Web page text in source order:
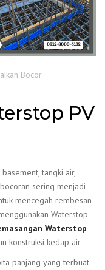
Bocor
PV
tangki air,
sering menjadi
mencegah rembesan
Waterstop
Waterstop
konstruksi kedap air.
panjang yang terbuat